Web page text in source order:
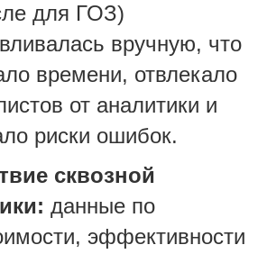
для ГОЗ)
вручную, что
времени, отвлекало
от аналитики и
риски ошибок.
сквозной
данные по
эффективности